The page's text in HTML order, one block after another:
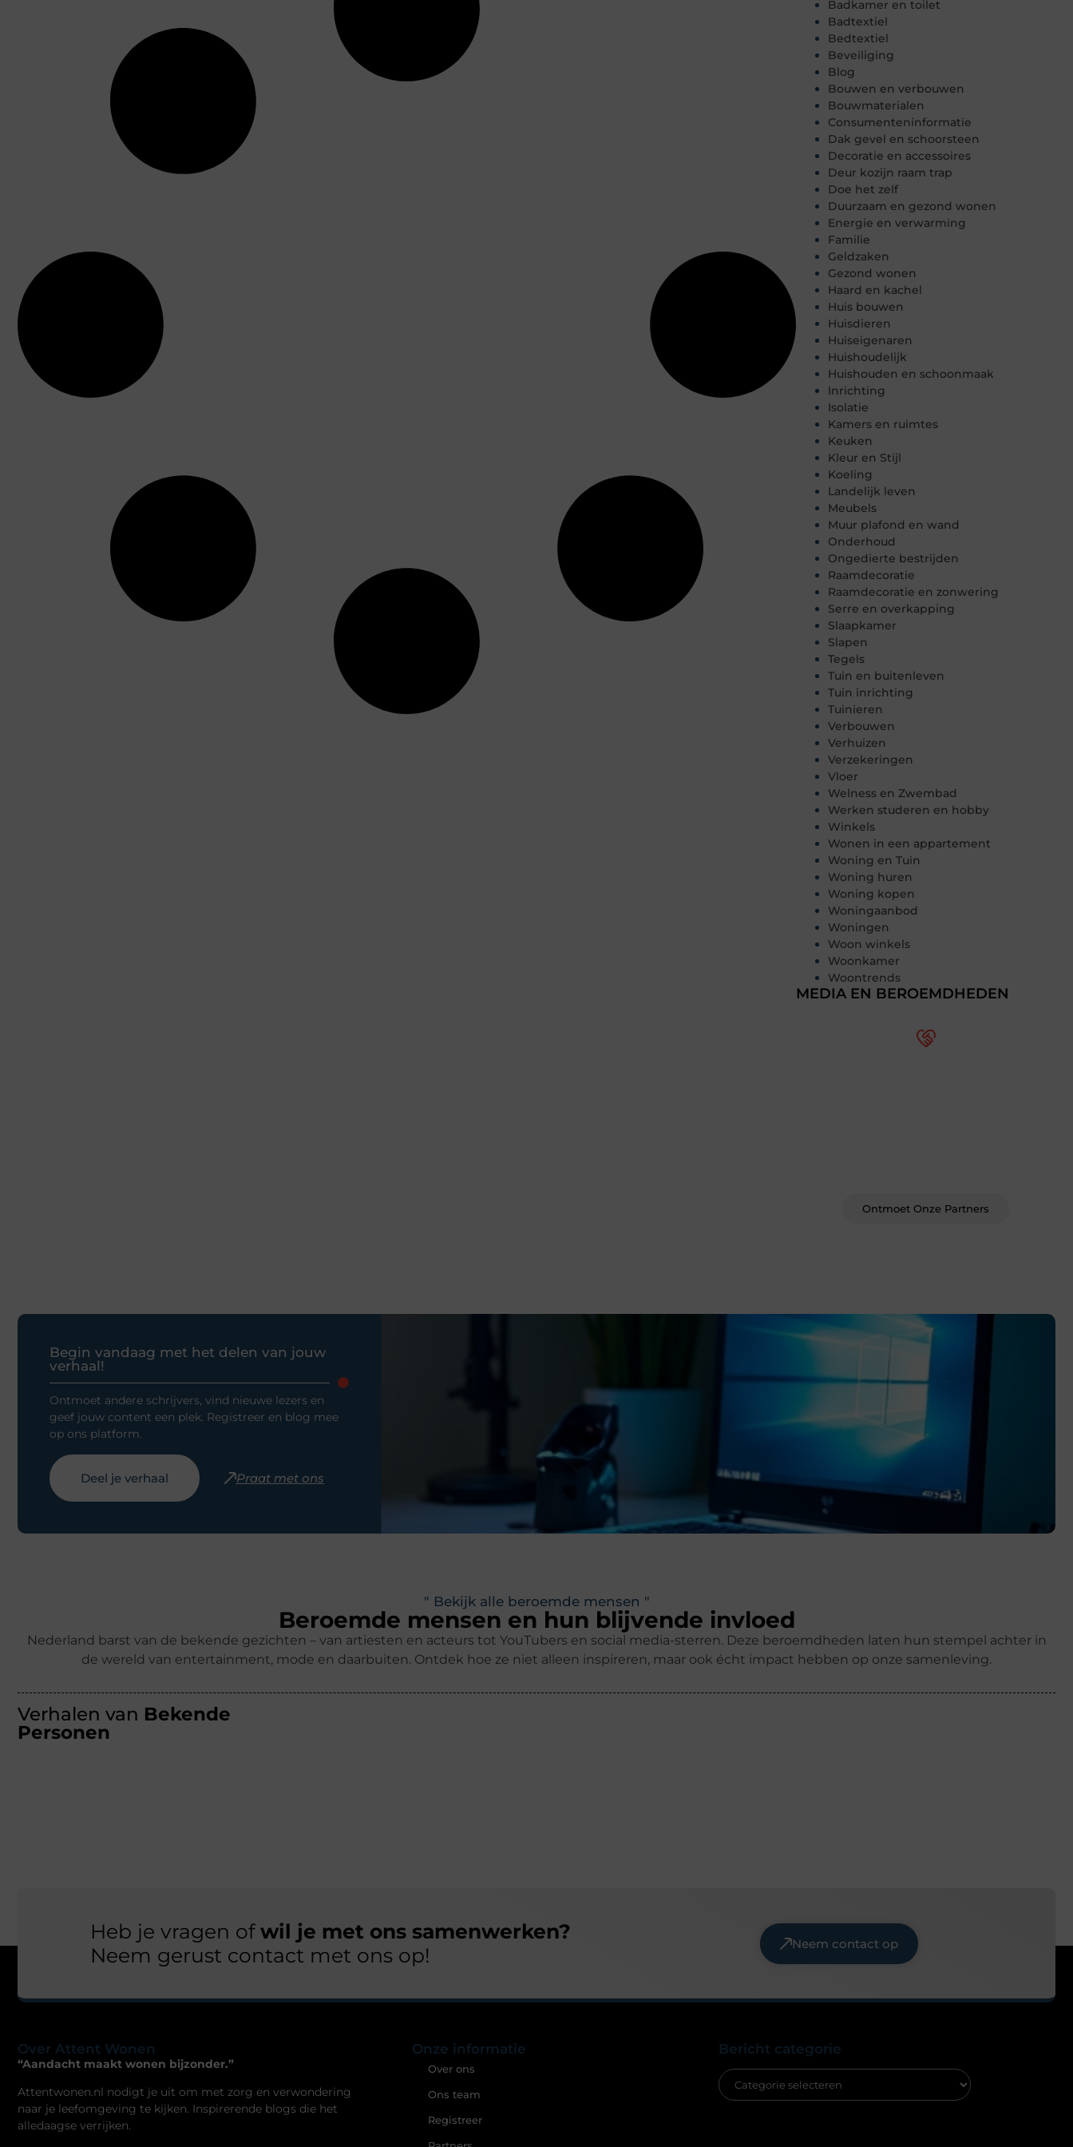
Badkamer en toilet
Badtextiel
Bedtextiel
Beveiliging
Blog
Bouwen en verbouwen
Bouwmaterialen
Consumenteninformatie
Dak gevel en schoorsteen
Decoratie en accessoires
Deur kozijn raam trap
Doe het zelf
Duurzaam en gezond wonen
Energie en verwarming
Familie
Geldzaken
Gezond wonen
Haard en kachel
Huis bouwen
Huisdieren
Huiseigenaren
Huishoudelijk
Huishouden en schoonmaak
Inrichting
Isolatie
Kamers en ruimtes
Keuken
Kleur en Stijl
Koeling
Landelijk leven
Meubels
Muur plafond en wand
Onderhoud
Ongedierte bestrijden
Raamdecoratie
Raamdecoratie en zonwering
Serre en overkapping
Slaapkamer
Slapen
Tegels
Tuin en buitenleven
Tuin inrichting
Tuinieren
Verbouwen
Verhuizen
Verzekeringen
Vloer
Welness en Zwembad
Werken studeren en hobby
Winkels
Wonen in een appartement
Woning en Tuin
Woning huren
Woning kopen
Woningaanbod
Woningen
Woon winkels
Woonkamer
Woontrends
MEDIA EN BEROEMDHEDEN
Ontmoet Onze Partners
Begin vandaag met het delen van jouw
verhaal!
Ontmoet andere schrijvers, vind nieuwe lezers en
geef jouw content een plek. Registreer en blog mee
op ons platform.
Deel je verhaal Praat met ons
" Bekijk alle beroemde mensen "
Beroemde mensen en hun blijvende invloed
Nederland barst van de bekende gezichten – van artiesten en acteurs tot YouTubers en social media-sterren. Deze beroemdheden laten hun stempel achter in
de wereld van entertainment, mode en daarbuiten. Ontdek hoe ze niet alleen inspireren, maar ook écht impact hebben op onze samenleving.
Verhalen van Bekende
Personen
Heb je vragen ofwil je met ons samenwerken?
Neem gerust contact met ons op!
Neem contact op
Over Attent Wonen
“Aandacht maakt wonen bijzonder.”
Attentwonen.nl nodigt je uit om met zorg en verwondering
naar je leefomgeving te kijken. Inspirerende blogs die het
alledaagse verrijken.
Onze informatie
Over ons
Ons team
Registreer
Bericht categorie